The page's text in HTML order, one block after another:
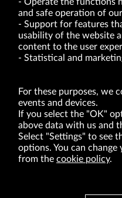
VRG S.A. | 10
Tax
District Court for
XI Economic Department of the
of act of 8.03.2013 on combating
(Journal of Laws of
BRANDS
and safe operation of
Support for features
usability of the website
content to the user
Statistical and
For these purposes, we
events and devices.
If you select the "OK"
above data with us and
Select "Settings" to see
options. You can
from the cookie policy.